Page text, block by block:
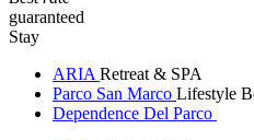
guaranteed
Stay
ARIA Retreat & SPA
Parco San Marco Lifestyle
Dependence Del Parco